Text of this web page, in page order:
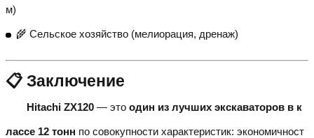
м)
🌾 Сельское хозяйство (мелиорация, дренаж)
📋 Заключение
Hitachi ZX120 — это один из лучших экскаваторов в к
лассе 12 тонн по совокупности характеристик: экономичност